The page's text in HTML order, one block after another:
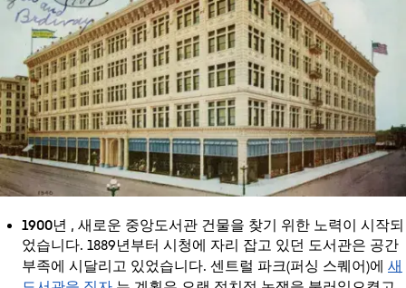
1900년 , 새로운 중앙도서관 건물을 찾기 위한 노력이 시작되
었습니다. 1889년부터 시청에 자리 잡고 있던 도서관은 공간
부족에 시달리고 있었습니다. 센트럴 파크(퍼싱 스퀘어)에 새